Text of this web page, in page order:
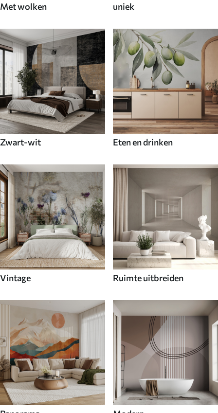
Met wolken uniek
Zwart-wit Eten en drinken
Vintage Ruimte uitbreiden